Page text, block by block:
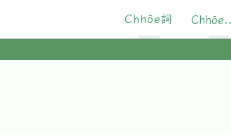
Chhōe詞 Chhōe...